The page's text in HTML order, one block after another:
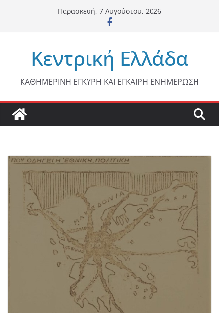
Παρασκευή, 7 Αυγούστου, 2026
Κεντρική Ελλάδα
ΚΑΘΗΜΕΡΙΝΗ ΕΓΚΥΡΗ ΚΑΙ ΕΓΚΑΙΡΗ ΕΝΗΜΕΡΩΣΗ